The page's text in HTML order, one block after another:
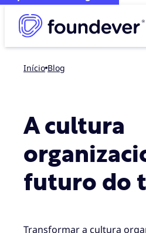
Início blog
A cultura
futuro do
Transformar a cultura